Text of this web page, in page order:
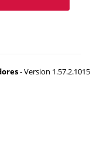
- Version 1.57.2.1015